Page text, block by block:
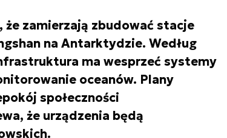
że zamierzają zbudować stacje
na Antarktydzie. Według
ma wesprzeć systemy
oceanów. Plany
społeczności
że urządzenia będą